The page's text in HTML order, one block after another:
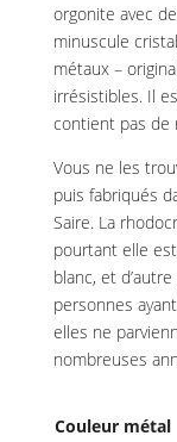
orgonite avec
minuscule
métaux –
irrésistibles. Il
contient pas de
Vous ne les
puis fabriqués
Saire. La
pourtant elle
blanc, et
personnes
elles ne
nombreuses
Couleur métal